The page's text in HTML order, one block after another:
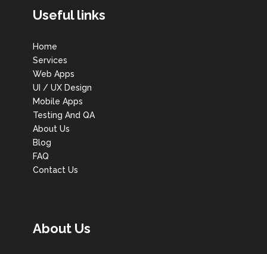
Useful links
Home
Services
Web Apps
UI / UX Design
Mobile Apps
Testing And QA
About Us
Blog
FAQ
Contact Us
About Us